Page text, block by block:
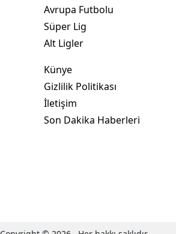
Avrupa Futbolu
Süper Lig
Alt Ligler
Künye
Gizlilik Politikası
İletişim
Son Dakika Haberleri